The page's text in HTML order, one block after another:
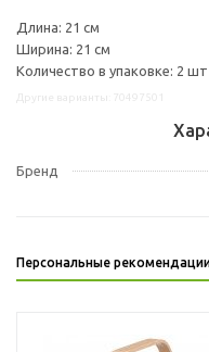
Длина: 21 см
Ширина: 21 см
Количество в упаковке: 2 шт
Бренд
Персональные